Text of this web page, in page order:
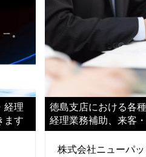
経理
ます
徳島支店における各
経理業務補助、来客
お任せします
株式会社ニューパ